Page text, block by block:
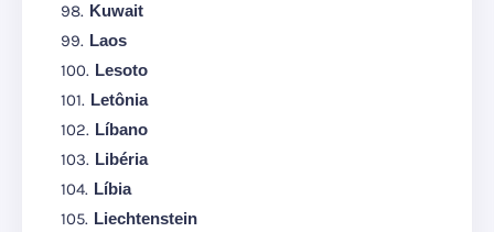
Kuwait
Laos
Lesoto
Letônia
Líbano
Libéria
Líbia
Liechtenstein